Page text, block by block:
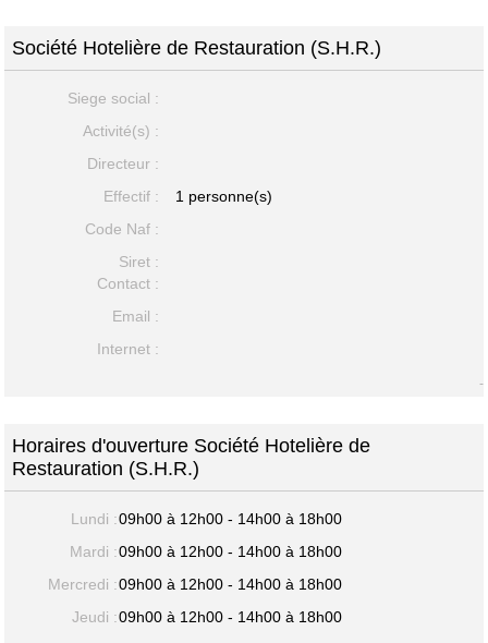
Société Hotelière de Restauration (S.H.R.)
Siege social :
Activité(s) :
Directeur :
Effectif :
1 personne(s)
Code Naf :
Siret :
Contact :
Email :
Internet :
-
Horaires d'ouverture Société Hotelière de
Restauration (S.H.R.)
Lundi :09h00 à 12h00 - 14h00 à 18h00
Mardi :09h00 à 12h00 - 14h00 à 18h00
Mercredi :09h00 à 12h00 - 14h00 à 18h00
Jeudi :09h00 à 12h00 - 14h00 à 18h00